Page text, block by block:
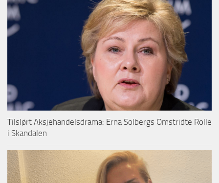
Tilslørt Aksjehandelsdrama: Erna Solbergs Omstridte Rolle
i Skandalen